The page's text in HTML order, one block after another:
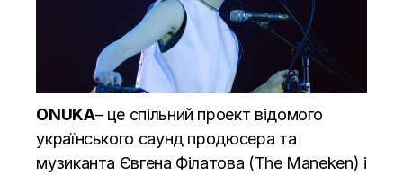
ONUKA– це спільний проект відомого
українського саунд продюсера та
музиканта Євгена Філатова (The Maneken) і